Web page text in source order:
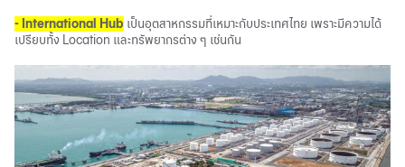
- International Hub เป็นอุตสาหกรรมที่เหมาะกับประเทศไทย เพราะมีความได้
เปรียบทั้ง Location และทรัพยากรต่าง ๆ เช่นกัน